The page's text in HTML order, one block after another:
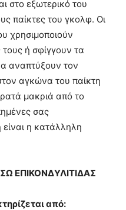
στο εξωτερικό του
παίκτες του γκολφ. Οι
χρησιμοποιούν
ή σφίγγουν τα
αναπτύξουν τον
αγκώνα του παίκτη
μακριά από το
σας
η κατάλληλη
ΕΠΙΚΟΝΔΥΛΙΤΙΔΑΣ
από: